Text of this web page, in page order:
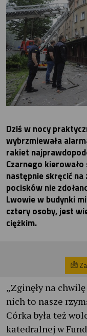
Dziś w nocy
wybrzmiewała
rakiet
Czarnego
następnie skręcić
pocisków nie
Lwowie w budynki
cztery osoby, jest
ciężkim.
„Zginęły na
nich to nasze
Córka była też
katedralnej w